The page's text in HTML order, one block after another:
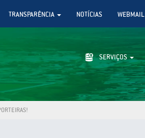
TRANSPARÊNCIA NOTÍCIAS WEBMAIL
SERVIÇOS